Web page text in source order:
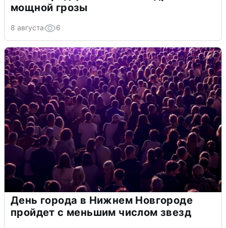
мощной грозы
8 августа 6
День города в Нижнем Новгороде
пройдет с меньшим числом звезд